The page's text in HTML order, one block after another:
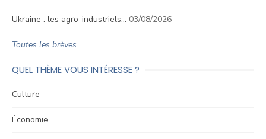
Ukraine : les agro-industriels… 03/08/2026
Toutes les brèves
QUEL THÈME VOUS INTÉRESSE ?
Culture
Économie